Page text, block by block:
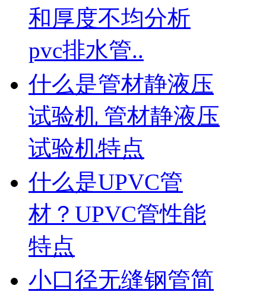
和厚度不均分析
pvc排水管..
什么是管材静液压
试验机 管材静液压
试验机特点
什么是UPVC管
材？UPVC管性能
特点
小口径无缝钢管简